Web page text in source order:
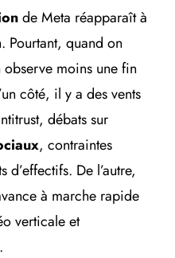
de Meta réapparaît à
Pourtant, quand on
moins une fin
côté, il y a des vents
débats sur
, contraintes
d’effectifs. De l’autre,
à marche rapide
verticale et